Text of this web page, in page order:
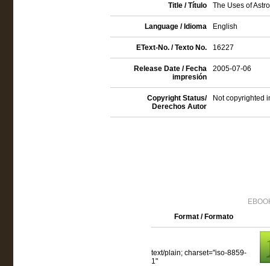
Title / Título The Uses of
Language / Idioma English
EText-No. / Texto No. 16227
Release Date / Fecha
impresión
2005-07-06
Copyright Status/
Derechos Autor
Not copyrighted
Format / Formato
text/plain; charset="iso-8859-
1"